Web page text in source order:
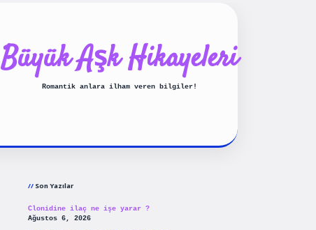
Büyük Aşk Hikayeleri
Romantik anlara ilham veren bilgiler!
Son Yazılar
Clonidine ilaç ne işe yarar ?
Ağustos 6, 2026